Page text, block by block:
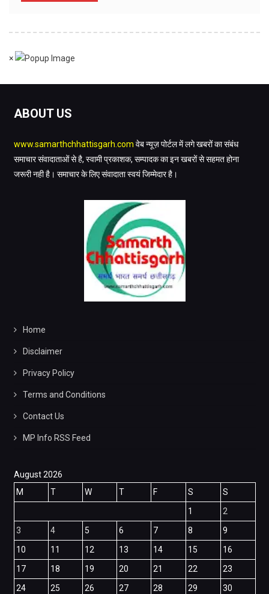
×
ABOUT US
www.samarthchhattisgarh.com वेब न्यूज़ पोर्टल में लगे खबरों का संबंध
समाचार संवादाताओं से है, स्वामी प्रकाशक, सम्पादक का इन खबरों से सहमत होना
जरूरी नही है। समाचार के लिए संवादाता स्वयं जिम्मेदार है।
Home
Disclaimer
Privacy Policy
Terms and Conditions
Contact Us
MP Info RSS Feed
August 2026
M
T W T F S
S
1
2
3
4 5 6 7 8
9
10
11 12 13 14 15
16
17
18 19 20 21 22
23
24
25 26 27 28 29
30